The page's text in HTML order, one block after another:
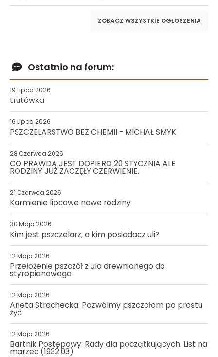
ZOBACZ WSZYSTKIE OGŁOSZENIA
Ostatnio na forum:
19 Lipca 2026
trutówka
16 Lipca 2026
PSZCZELARSTWO BEZ CHEMII - MICHAŁ SMYK
28 Czerwca 2026
CO PRAWDA JEST DOPIERO 20 STYCZNIA ALE
RODZINY JUŻ ZACZĘŁY CZERWIENIE.
21 Czerwca 2026
Karmienie lipcowe nowe rodziny
30 Maja 2026
Kim jest pszczelarz, a kim posiadacz uli?
12 Maja 2026
Przełożenie pszczół z ula drewnianego do
styropianowego
12 Maja 2026
Aneta Strachecka: Pozwólmy pszczołom po prostu
żyć
12 Maja 2026
Bartnik Postępowy: Rady dla początkujących. List na
marzec (1932.03)